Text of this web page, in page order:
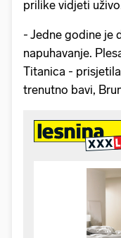
prilike vidjeti
- Jedne godine je
napuhavanje.
Titanica -
trenutno bavi,